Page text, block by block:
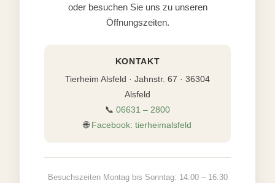
oder besuchen Sie uns zu unseren
Öffnungszeiten.
KONTAKT
Tierheim Alsfeld · Jahnstr. 67 · 36304
Alsfeld
📞 06631 – 2800
🌐 Facebook: tierheimalsfeld
Besuchszeiten Montag bis Sonntag: 14:00 – 16:30